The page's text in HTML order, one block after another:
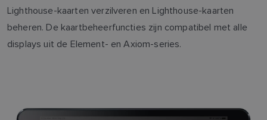
Lighthouse-kaarten verzilveren en Lighthouse-kaarten
beheren. De kaartbeheerfuncties zijn compatibel met alle
displays uit de Element- en Axiom-series.